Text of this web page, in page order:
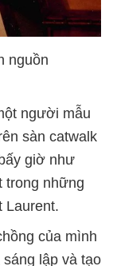
nguồn
người mẫu
sàn catwalk
giờ như
trong những
Laurent.
của mình
lập và tạo